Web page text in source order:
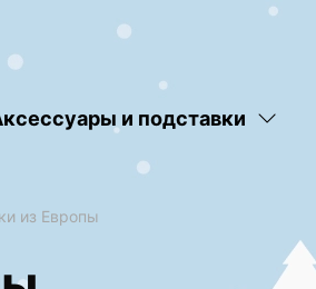
и подставки
из Европы